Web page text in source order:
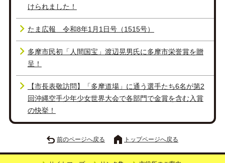
けられました！
たま広報 令和8年1月1日号（1515号）
多摩市民初「人間国宝」渡辺晃男氏に多摩市栄誉賞を贈
呈！
【市長表敬訪問】「多摩道場」に通う選手たち6名が第2
回沖縄空手少年少女世界大会で各部門で金賞を含む入賞
の快挙！
前のページへ戻る トップページへ戻る